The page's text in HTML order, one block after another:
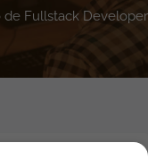
de Fullstack Developer